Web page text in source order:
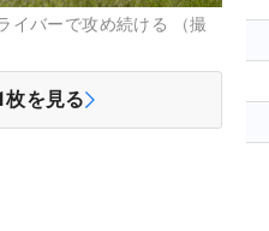
イバーで攻め続ける （撮
枚を見る